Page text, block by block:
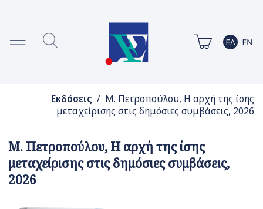
Εκδόσεις / Μ. Πετροπούλου, Η αρχή της ίσης
μεταχείρισης στις δημόσιες συμβάσεις, 2026
Μ. Πετροπούλου, Η αρχή της ίσης
μεταχείρισης στις δημόσιες συμβάσεις,
2026